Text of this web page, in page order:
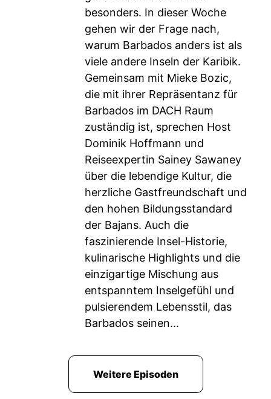
besonders. In dieser Woche
gehen wir der Frage nach,
warum Barbados anders ist als
viele andere Inseln der Karibik.
Gemeinsam mit Mieke Bozic,
die mit ihrer Repräsentanz für
Barbados im DACH Raum
zuständig ist, sprechen Host
Dominik Hoffmann und
Reiseexpertin Sainey Sawaney
über die lebendige Kultur, die
herzliche Gastfreundschaft und
den hohen Bildungsstandard
der Bajans. Auch die
faszinierende Insel-Historie,
kulinarische Highlights und die
einzigartige Mischung aus
entspanntem Inselgefühl und
pulsierendem Lebensstil, das
Barbados seinen...
Weitere Episoden